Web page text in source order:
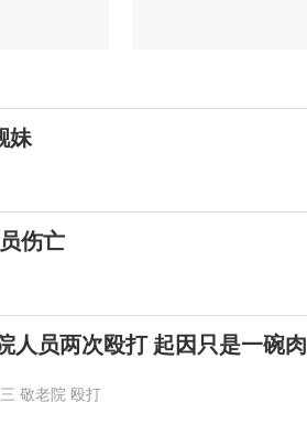
妹
伤亡
人员两次殴打 起因只是一碗肉
敬老院 殴打